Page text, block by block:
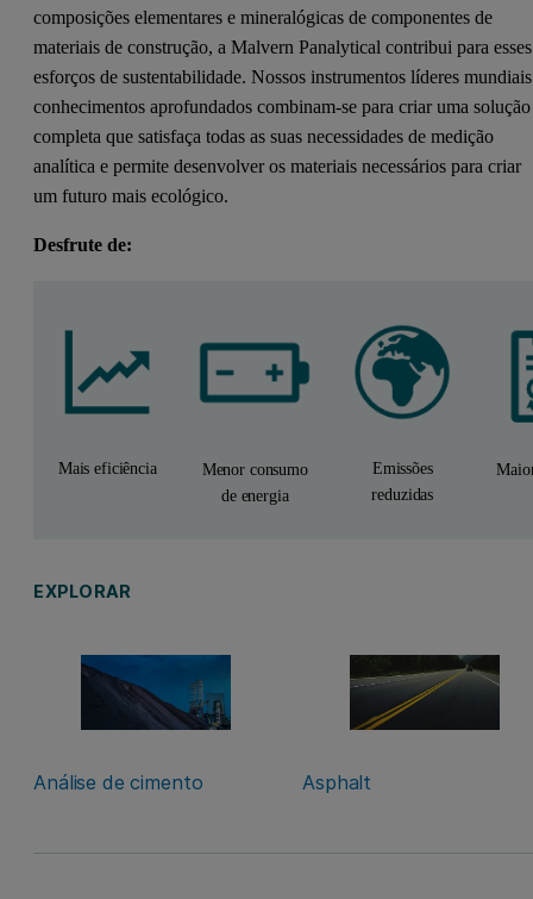
composições elementares e mineralógicas de componentes de
materiais de construção, a Malvern Panalytical contribui para esses
esforços de sustentabilidade. Nossos instrumentos líderes
conhecimentos aprofundados combinam-se para criar uma solução
completa que satisfaça todas as suas necessidades de medição
analítica e permite desenvolver os materiais necessários para criar
um futuro mais ecológico.
Desfrute de:
Mais eficiência
Menor consumo
de energia
Emissões
reduzidas
EXPLORAR
Análise de cimento Asphalt